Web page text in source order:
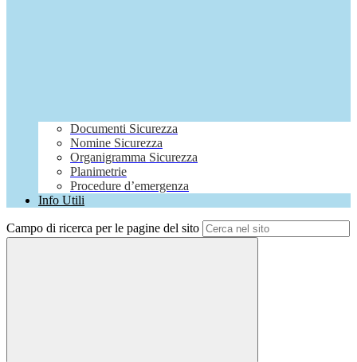
Documenti Sicurezza
Nomine Sicurezza
Organigramma Sicurezza
Planimetrie
Procedure d’emergenza
Info Utili
Campo di ricerca per le pagine del sito